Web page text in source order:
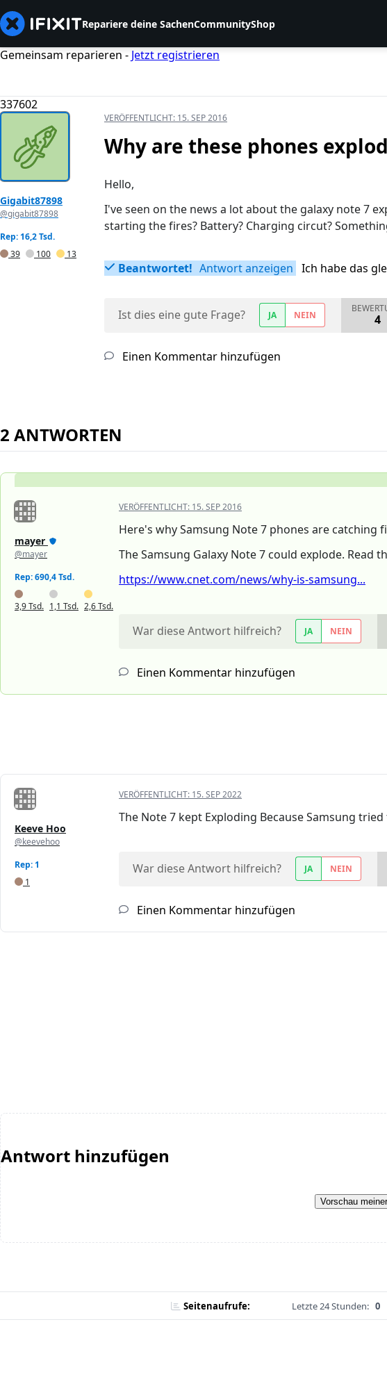
Repariere deine SachenCommunityShop
Gemeinsam reparieren - Jetzt registrieren
337602
Gigabit87898
@gigabit87898
Rep: 16,2 Tsd.
39
100 13
VERÖFFENTLICHT: 15. SEP 2016
Why are these phones
Hello,
I've seen on the news a lot about the galaxy note 7
starting the fires? Battery? Charging circut?
Beantwortet! Antwort anzeigen Ich habe das
Ist dies eine gute Frage? JA NEIN 4
Einen Kommentar hinzufügen
2 ANTWORTEN
mayer
@mayer
Rep: 690,4 Tsd.
3,9 Tsd. 1,1 Tsd. 2,6 Tsd.
VERÖFFENTLICHT: 15. SEP 2016
Here's why Samsung Note 7 phones are catching
The Samsung Galaxy Note 7 could explode. Read
https://www.cnet.com/news/why-is-samsung...
War diese Antwort hilfreich? JA NEIN
Einen Kommentar hinzufügen
Keeve Hoo
@keevehoo
Rep: 1
1
VERÖFFENTLICHT: 15. SEP 2022
The Note 7 kept Exploding Because Samsung
War diese Antwort hilfreich? JA NEIN
Einen Kommentar hinzufügen
Antwort hinzufügen
Vorschau
Seitenaufrufe: Letzte 24 Stunden: 0